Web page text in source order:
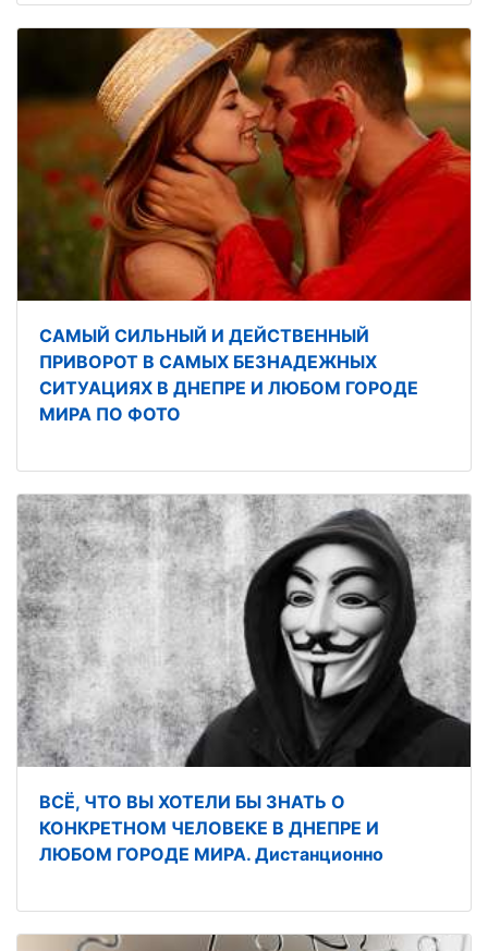
САМЫЙ СИЛЬНЫЙ И ДЕЙСТВЕННЫЙ
ПРИВОРОТ В САМЫХ БЕЗНАДЕЖНЫХ
СИТУАЦИЯХ В ДНЕПРЕ И ЛЮБОМ ГОРОДЕ
МИРА ПО ФОТО
ВСЁ, ЧТО ВЫ ХОТЕЛИ БЫ ЗНАТЬ О
КОНКРЕТНОМ ЧЕЛОВЕКЕ В ДНЕПРЕ И
ЛЮБОМ ГОРОДЕ МИРА. Дистанционно